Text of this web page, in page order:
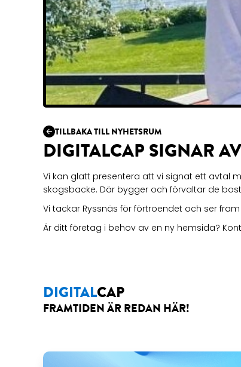
TILLBAKA TILL NYHETSRUM
DIGITALCAP SIGNAR
Vi kan glatt presentera att vi signat ett avtal
skogsbacke. Där bygger och förvaltar de
Vi tackar Ryssnäs för förtroendet och ser
Är ditt företag i behov av en ny hemsida?
DIGITALCAP
FRAMTIDEN ÄR REDAN HÄR!